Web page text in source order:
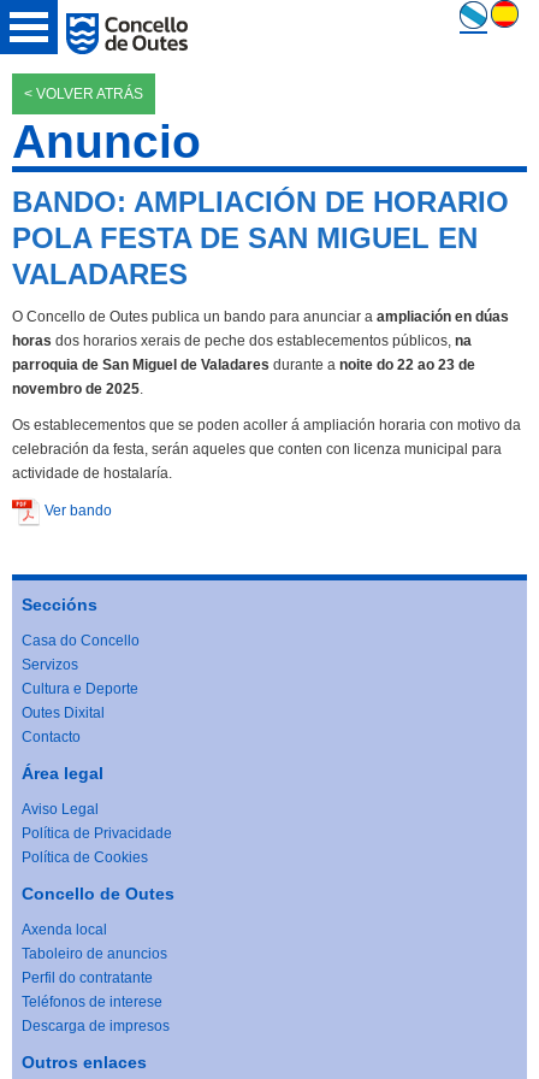
< VOLVER ATRÁS
Anuncio
BANDO: AMPLIACIÓN DE HORARIO
POLA FESTA DE SAN MIGUEL EN
VALADARES
O Concello de Outes publica un bando para anunciar a ampliación en dúas
horas dos horarios xerais de peche dos establecementos públicos, na
parroquia de San Miguel de Valadares durante a noite do 22 ao 23 de
novembro de 2025.
Os establecementos que se poden acoller á ampliación horaria con motivo da
celebración da festa, serán aqueles que conten con licenza municipal para
actividade de hostalaría.
Ver bando
Seccións
Casa do Concello
Servizos
Cultura e Deporte
Outes Dixital
Contacto
Área legal
Aviso Legal
Política de Privacidade
Política de Cookies
Concello de Outes
Axenda local
Taboleiro de anuncios
Perfil do contratante
Teléfonos de interese
Descarga de impresos
Outros enlaces